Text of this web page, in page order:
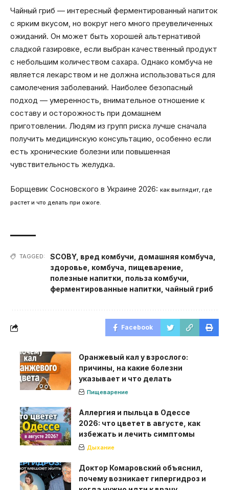
Чайный гриб — интересный ферментированный напиток
с ярким вкусом, но вокруг него много преувеличенных
ожиданий. Он может быть хорошей альтернативой
сладкой газировке, если выбран качественный продукт
с небольшим количеством сахара. Однако комбуча не
является лекарством и не должна использоваться для
самолечения заболеваний. Наиболее безопасный
подход — умеренность, внимательное отношение к
составу и осторожность при домашнем
приготовлении. Людям из групп риска лучше сначала
получить медицинскую консультацию, особенно если
есть хронические болезни или повышенная
чувствительность желудка.
Борщевик Сосновского в Украине 2026: как выглядит, где
растет и что делать при ожоге.
TAGGED: SCOBY, вред комбучи домашняя комбуча
здоровье комбуча пищеварение
полезные напитки польза комбучи
ферментированные напитки чайный гриб
Facebook
Оранжевый кал у взрослого:
причины, на какие болезни
указывает и что делать
Пищеварение
Аллергия и пыльца в Одессе
2026: что цветет в августе, как
избежать и лечить симптомы
Дыхание
Доктор Комаровский объяснил,
почему возникает гипергидроз и